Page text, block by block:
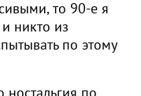
то 90-е я
никто из
по этому